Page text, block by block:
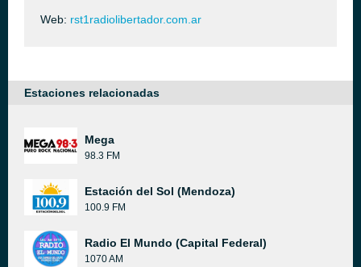
Web: rst1radiolibertador.com.ar
Estaciones relacionadas
Mega
98.3 FM
Estación del Sol (Mendoza)
100.9 FM
Radio El Mundo (Capital Federal)
1070 AM